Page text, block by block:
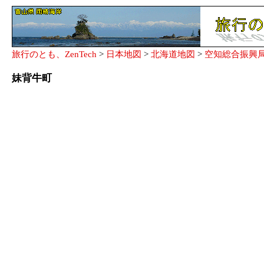
旅行のとも、ZenTech > 日本地図 > 北海道地図 > 空知総合振興
妹背牛町